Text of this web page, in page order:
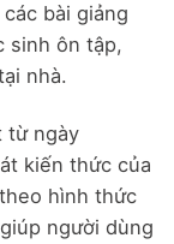
bài giảng
sinh ôn tập,
nhà.
từ ngày
kiến thức của
hình thức
người dùng